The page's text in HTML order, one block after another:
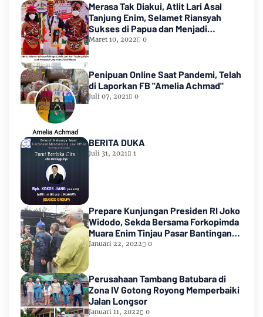
Merasa Tak Diakui, Atlit Lari Asal
Tanjung Enim, Selamet Riansyah
Sukses di Papua dan Menjadi
Miliarder
Maret 10, 2022 0
Penipuan Online Saat Pandemi, Telah
di Laporkan FB "Amelia Achmad"
Juli 07, 2021 0
BERITA DUKA
Juli 31, 2021 1
Prepare Kunjungan Presiden RI Joko
Widodo, Sekda Bersama Forkopimda
Muara Enim Tinjau Pasar Bantingan
Tanjung Enim
Januari 22, 2022 0
Perusahaan Tambang Batubara di
Zona IV Gotong Royong Memperbaiki
Jalan Longsor
Januari 11, 2022 0